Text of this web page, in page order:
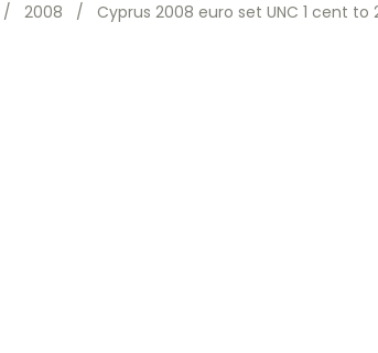
/ 2008 / Cyprus 2008 euro set UNC 1 cent to